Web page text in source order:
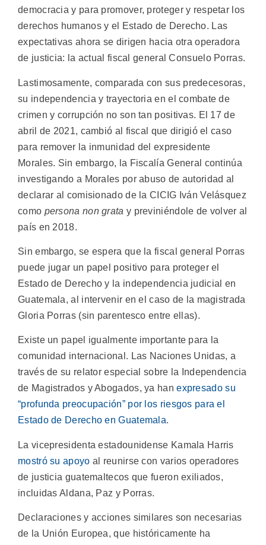
democracia y para promover, proteger y respetar los
derechos humanos y el Estado de Derecho. Las
expectativas ahora se dirigen hacia otra operadora
de justicia: la actual fiscal general Consuelo Porras.
Lastimosamente, comparada con sus predecesoras,
su independencia y trayectoria en el combate de
crimen y corrupción no son tan positivas. El 17 de
abril de 2021, cambió al fiscal que dirigió el caso
para remover la inmunidad del expresidente
Morales. Sin embargo, la Fiscalía General continúa
investigando a Morales por abuso de autoridad al
declarar al comisionado de la CICIG Iván Velásquez
como persona non grata y previniéndole de volver al
país en 2018.
Sin embargo, se espera que la fiscal general Porras
puede jugar un papel positivo para proteger el
Estado de Derecho y la independencia judicial en
Guatemala, al intervenir en el caso de la magistrada
Gloria Porras (sin parentesco entre ellas).
Existe un papel igualmente importante para la
comunidad internacional. Las Naciones Unidas, a
través de su relator especial sobre la Independencia
de Magistrados y Abogados, ya hanexpresado su
“profunda preocupación” por los riesgos para el
Estado de Derecho en Guatemala.
La vicepresidenta estadounidense Kamala Harris
mostró su apoyo al reunirse con varios operadores
de justicia guatemaltecos que fueron exiliados,
incluidas Aldana, Paz y Porras.
Declaraciones y acciones similares son necesarias
de la Unión Europea, que históricamente ha